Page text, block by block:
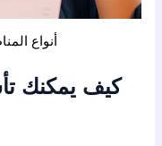
أنواع
كيف يمكنك